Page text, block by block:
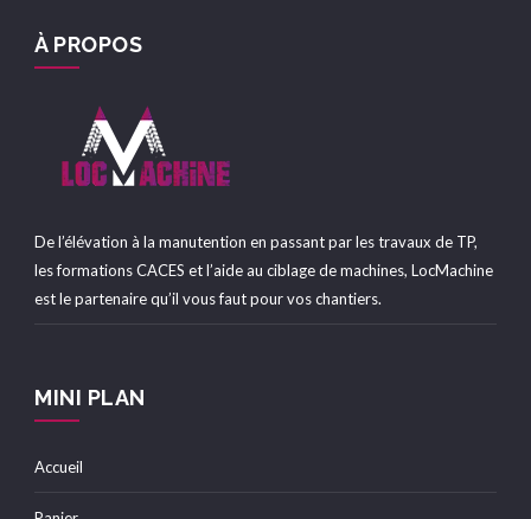
À PROPOS
De l’élévation à la manutention en passant par les travaux de TP,
les formations CACES et l’aide au ciblage de machines, LocMachine
est le partenaire qu’il vous faut pour vos chantiers.
MINI PLAN
Accueil